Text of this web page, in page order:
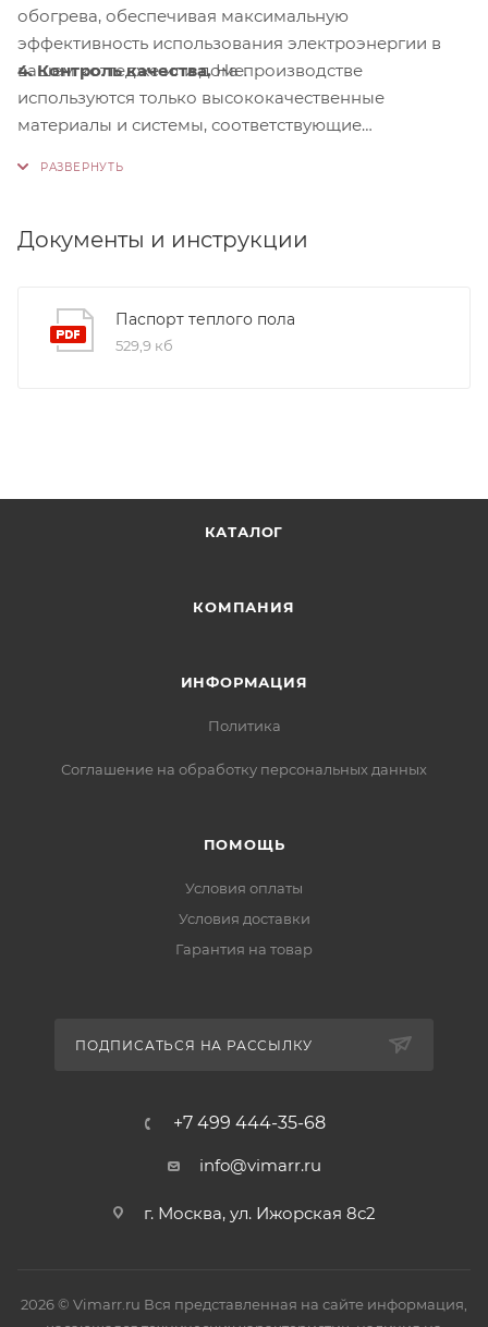
обогрева, обеспечивая максимальную
эффективность использования электроэнергии в
вашем коттедже или доме.
4. Контроль качества.На производстве
используются только высококачественные
материалы и системы, соответствующие
Документы и инструкции
Паспорт теплого пола
529,9 кб
КАТАЛОГ
КОМПАНИЯ
ИНФОРМАЦИЯ
Политика
Соглашение на обработку персональных данных
ПОМОЩЬ
Условия оплаты
Условия доставки
Гарантия на товар
ПОДПИСАТЬСЯ НА РАССЫЛКУ
+7 499 444-35-68
info@vimarr.ru
г. Москва, ул. Ижорская 8с2
2026 © Vimarr.ru Вся представленная на сайте информация,